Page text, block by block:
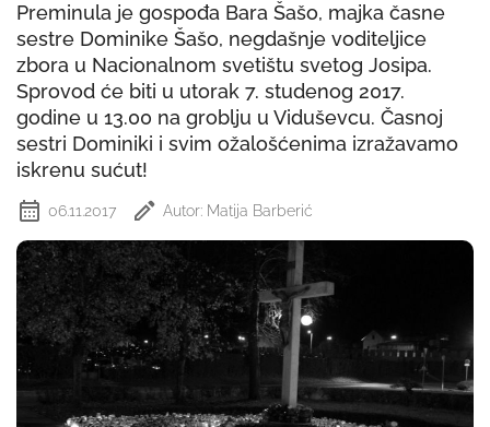
Preminula je gospođa Bara Šašo, majka časne
sestre Dominike Šašo, negdašnje voditeljice
zbora u Nacionalnom svetištu svetog Josipa.
Sprovod će biti u utorak 7. studenog 2017.
godine u 13.00 na groblju u Viduševcu. Časnoj
sestri Dominiki i svim ožalošćenima izražavamo
iskrenu sućut!
06.11.2017 Autor: Matija Barberić